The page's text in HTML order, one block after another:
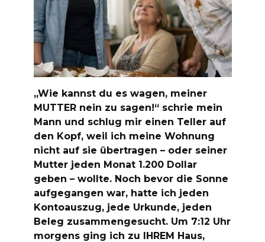
„Wie kannst du es wagen, meiner
MUTTER nein zu sagen!“ schrie mein
Mann und schlug mir einen Teller auf
den Kopf, weil ich meine Wohnung
nicht auf sie übertragen – oder seiner
Mutter jeden Monat 1.200 Dollar
geben – wollte. Noch bevor die Sonne
aufgegangen war, hatte ich jeden
Kontoauszug, jede Urkunde, jeden
Beleg zusammengesucht. Um 7:12 Uhr
morgens ging ich zu IHREM Haus,